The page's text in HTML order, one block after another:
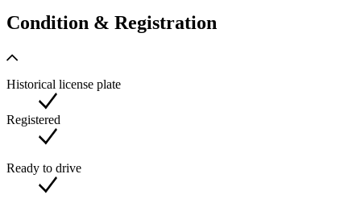
door sedan, an unusual occurrence seen at the time only in American
compact and mid-size models, where the coupe versions were
while the Flaminia coupes were considerably more expensive than
Name:
The Flaminia is named after the Via Flaminia, the road leading from
Rome to Ariminum (Rimini). This respected the long-standing
Lancia tradition of naming individual models after Roman roads.
Flaminia GT, GTL and Convertible
Lancia Flaminia GT, 1961
Condition & Registration
Historical license plate
Registered
Ready to drive